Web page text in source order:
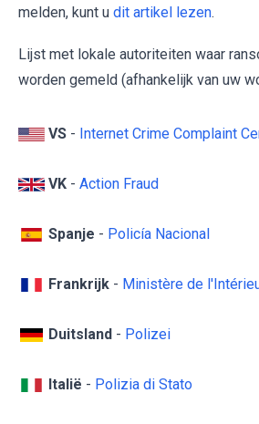
melden, kunt u dit artikel lezen.
Lijst met lokale autoriteiten waar
worden gemeld (afhankelijk van uw
VS - Internet Crime Complaint
VK - Action Fraud
Spanje - Policía Nacional
Frankrijk - Ministère de
Duitsland - Polizei
Italië - Polizia di Stato